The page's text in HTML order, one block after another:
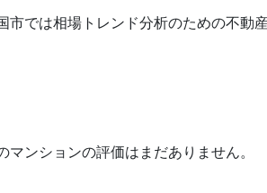
市では相場トレンド分析のための不動
マンションの評価はまだありません。